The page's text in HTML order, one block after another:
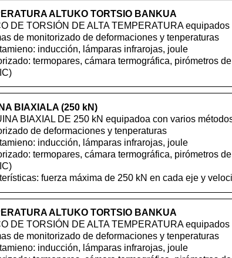
ALTUKO TORTSIO BANKUA
DE TORSIÓN DE ALTA TEMPERATURA
de monitorizado de deformaciones y tenperaturas
inducción, lámparas infrarojas, joule
termopares, cámara termográfica, pirómetros
BIAXIALA (250 kN)
BIAXIAL DE 250 kN equipadoa con varios
de deformaciones y tenperaturas
inducción, lámparas infrarojas, joule
termopares, cámara termográfica, pirómetros
fuerza máxima de 250 kN en cada eje y
ALTUKO TORTSIO BANKUA
DE TORSIÓN DE ALTA TEMPERATURA
de monitorizado de deformaciones y tenperaturas
inducción, lámparas infrarojas, joule